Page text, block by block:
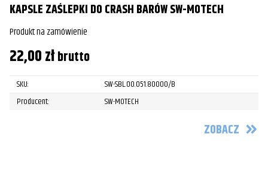
KAPSLE ZAŚLEPKI DO CRASH BARÓW SW-MOTECH
Produkt na zamówienie
22,00złbrutto
SKU:
SW-SBL.00.051.80000/B
Producent:
SW-MOTECH
ZOBACZ